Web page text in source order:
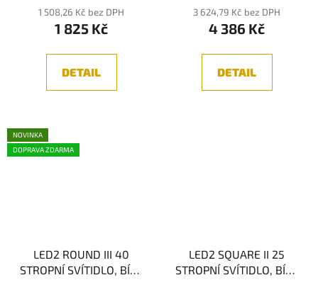
1 508,26 Kč bez DPH
1 825 Kč
DETAIL
3 624,79 Kč bez DPH
4 386 Kč
DETAIL
NOVINKA
DOPRAVA ZDARMA
LED2 ROUND III 40
STROPNÍ SVÍTIDLO, BÍLÁ
LED2 SQUARE II 25
STROPNÍ SVÍTIDLO, BÍLÁ